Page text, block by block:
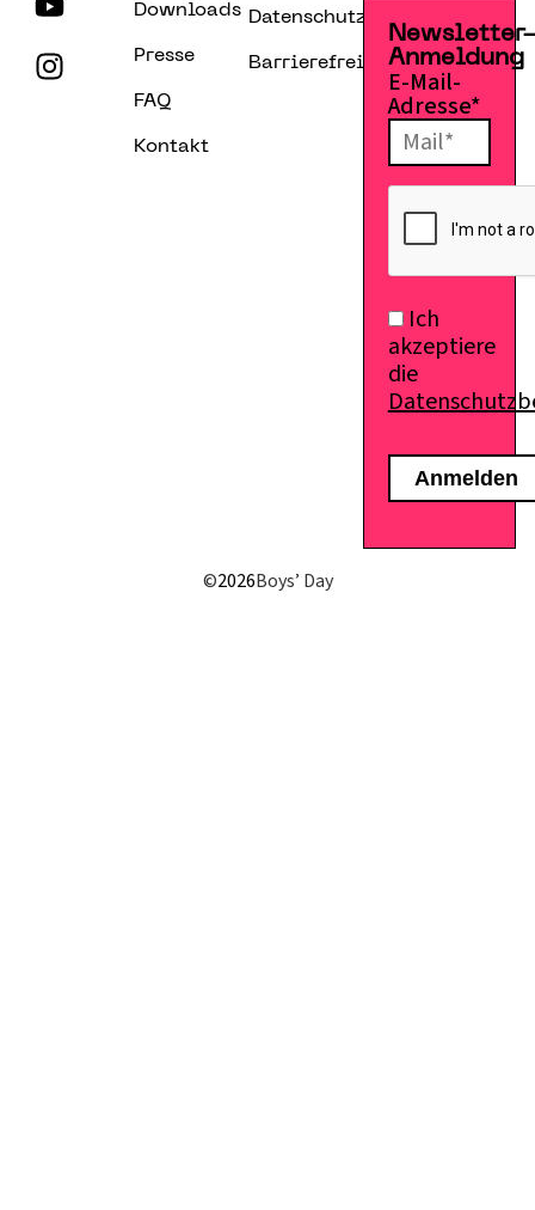
Downloads
Presse
FAQ
Kontakt
Datenschutzerklärung
Barrierefreiheitserklärung
Anmeldung
E-Mail-
Adresse*
Ich
akzeptiere
die
©2026Boys’ Day